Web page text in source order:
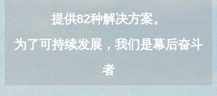
提供82种解决方案。
为了可持续发展，我们是幕后奋斗
者